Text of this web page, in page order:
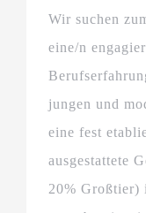
Wir suchen
eine/n
jungen und
eine fest
ausgestattete
20% Großtier)